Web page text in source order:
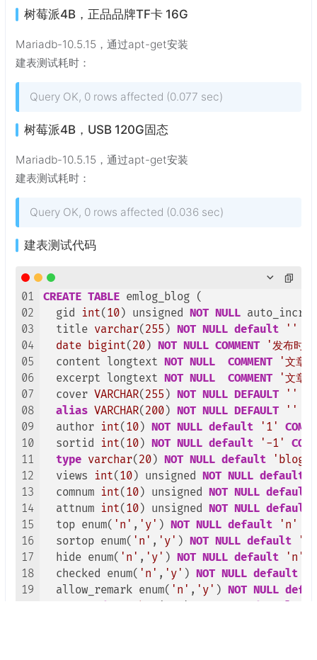
树莓派4B，正品品牌TF卡 16G
Mariadb-10.5.15，通过apt-get安装
建表测试耗时：
Query OK, 0 rows affected (0.077 sec)
树莓派4B，USB 120G固态
Mariadb-10.5.15，通过apt-get安装
建表测试耗时：
Query OK, 0 rows affected (0.036 sec)
建表测试代码
01
02
03
04
05
06
07
08
09
10
11
12
13
14
15
16
17
18
19
CREATE TABLE emlog_blog (
  gid
int( 10) unsigned NOT NULL
  title
varchar( 255 ) NOT NULL default ''
date bigint( 20) NOT NULL COMMENT
'发布时
  content longtext
NOT NULL COMMENT
'文章
  excerpt longtext
NOT NULL COMMENT
'文章
  cover
VARCHAR( 255 ) NOT NULL DEFAULT ''
alias VARCHAR( 200) NOT NULL DEFAULT ''
  author
int( 10) NOT NULL default '1'
  sortid
int( 10) NOT NULL default '-1'
type varchar( 20) NOT NULL default
'blog'
  views
int( 10) unsigned NOT NULL default
  comnum
int( 10) unsigned NOT NULL default
  attnum
int( 10) unsigned NOT NULL default
  top enum(
'n' , 'y' ) NOT NULL default 'n'
  sortop enum(
'n' , 'y' ) NOT NULL default
'n'
  hide enum(
'n' , 'y' ) NOT NULL default 'n'
  checked enum(
'n' , 'y' ) NOT NULL default
  allow_remark enum(
'n' , 'y' ) NOT NULL